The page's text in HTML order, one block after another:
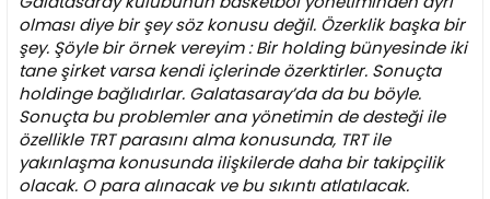
olması diye bir şey söz konusu değil. Özerklik başka bir
şey. Şöyle bir örnek vereyim : Bir holding bünyesinde iki
tane şirket varsa kendi içlerinde özerktirler. Sonuçta
holdinge bağlıdırlar. Galatasaray’da da bu böyle.
Sonuçta bu problemler ana yönetimin de desteği ile
özellikle TRT parasını alma konusunda, TRT ile
yakınlaşma konusunda ilişkilerde daha bir takipçilik
olacak. O para alınacak ve bu sıkıntı atlatılacak.